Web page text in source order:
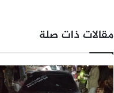
مقالات ذات صلة